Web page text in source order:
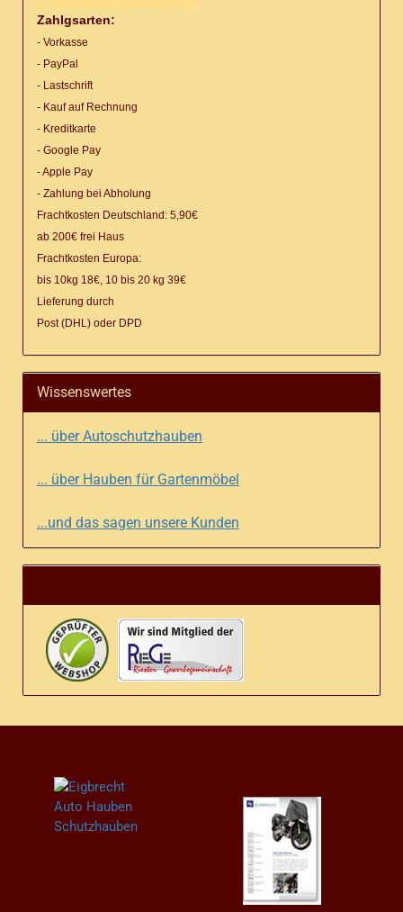
Zahlgsarten:
- Vorkasse
- PayPal
- Lastschrift
- Kauf auf Rechnung
- Kreditkarte
- Google Pay
- Apple Pay
- Zahlung bei Abholung
Frachtkosten Deutschland: 5,90€
ab 200€ frei Haus
Frachtkosten Europa:
bis 10kg 18€, 10 bis 20 kg 39€
Lieferung durch
Post (DHL) oder DPD
Wissenswertes
... über Autoschutzhauben
... über Hauben für Gartenmöbel
...und das sagen unsere Kunden